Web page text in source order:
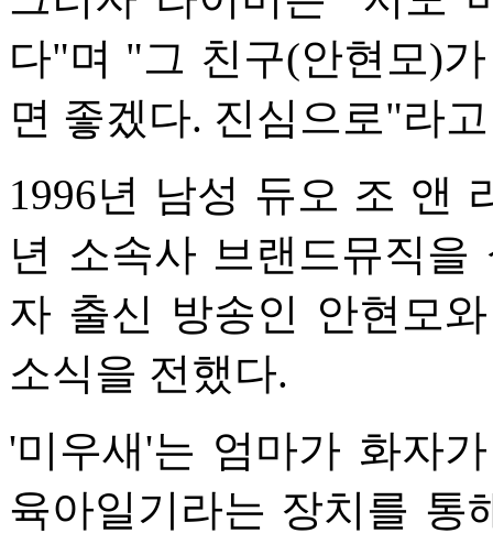
다"며 "그 친구(안현모)
면 좋겠다. 진심으로"라
1996년 남성 듀오 조 앤
년 소속사 브랜드뮤직을
자 출신 방송인 안현모
소식을 전했다.
'미우새'는 엄마가 화자
육아일기라는 장치를 통